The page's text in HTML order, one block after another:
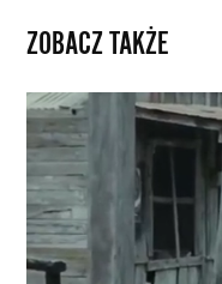
ZOBACZ TAKŻE
Khruangbin
Leon
Bridges
w
psychodelicznym
westernie.